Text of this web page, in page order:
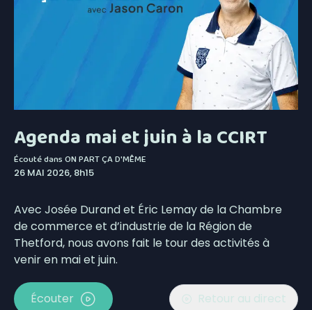
Agenda mai et juin à la CCIRT
Écouté dansON PART ÇA D'MÊME
26 MAI 2026, 8h15
Avec Josée Durand et Éric Lemay de la Chambre
de commerce et d’industrie de la Région de
Thetford, nous avons fait le tour des activités à
venir en mai et juin.
Écouter Retour au direct